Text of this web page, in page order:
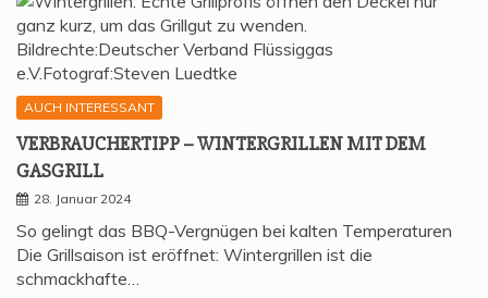
AUCH INTERESSANT
VER­BRAU­CHER­TIPP – WIN­TER­GRIL­LEN MIT DEM
GASGRILL
28. Januar 2024
So gelingt das BBQ-Vergnügen bei kalten Temperaturen
Die Grillsaison ist eröffnet: Wintergrillen ist die
schmackhafte…